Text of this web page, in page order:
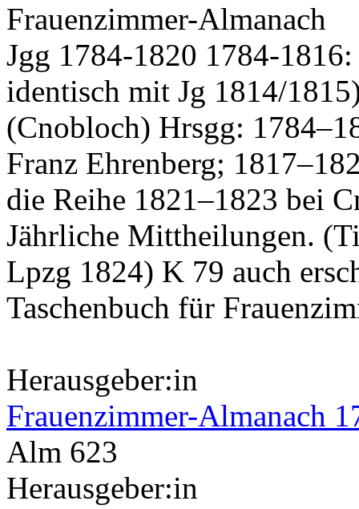
Frauenzimmer-Almanach
Jgg 1784-1820 1784-
identisch mit Jg 1814/
(Cnobloch) Hrsgg:
Franz Ehrenberg;
die Reihe 1821–1823 bei
Jährliche Mittheilungen.
Lpzg 1824) K 79 auch
Taschenbuch für
Herausgeber:in
Frauenzimmer-Almanach
Alm 623
Herausgeber:in